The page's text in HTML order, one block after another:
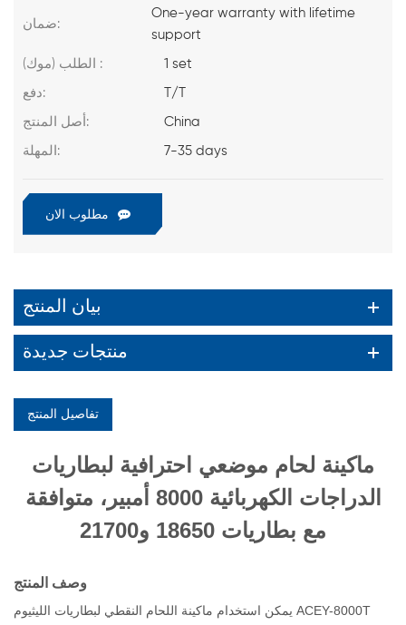
ضمان:
One-year warranty with lifetime
support
الطلب (موك) : 1 set
دفع: T/T
أصل المنتج: China
المهلة: 7-35 days
مطلوب الان
بيان المنتج
منتجات جديدة
تفاصيل المنتج
ماكينة لحام موضعي احترافية لبطاريات
الدراجات الكهربائية 8000 أمبير، متوافقة
مع بطاريات 18650 و21700
وصف المنتج
يمكن استخدام ماكينة اللحام النقطي لبطاريات الليثيوم ACEY-8000T